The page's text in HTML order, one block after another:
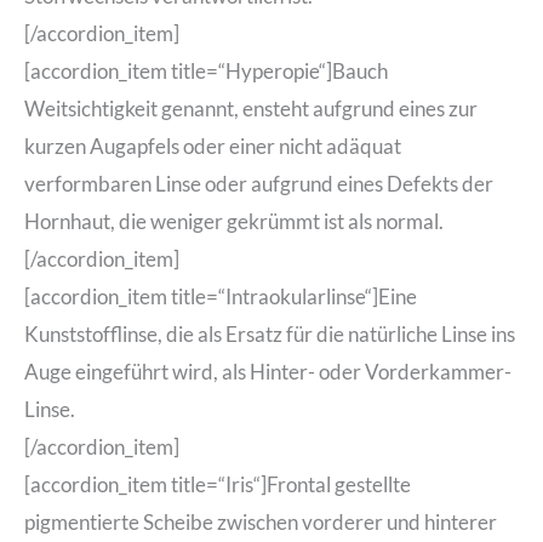
[/accordion_item]
[accordion_item title=“Hyperopie“]Bauch
Weitsichtigkeit genannt, ensteht aufgrund eines zur
kurzen Augapfels oder einer nicht adäquat
verformbaren Linse oder aufgrund eines Defekts der
Hornhaut, die weniger gekrümmt ist als normal.
[/accordion_item]
[accordion_item title=“Intraokularlinse“]Eine
Kunststofflinse, die als Ersatz für die natürliche Linse ins
Auge eingeführt wird, als Hinter- oder Vorderkammer-
Linse.
[/accordion_item]
[accordion_item title=“Iris“]Frontal gestellte
pigmentierte Scheibe zwischen vorderer und hinterer